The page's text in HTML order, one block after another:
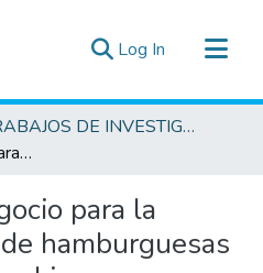
Log In (current)
TRABAJOS DE INVESTIGACIÓN
Propuesta de negocio para la comercialización de hamburguesas de carne de cuy en Lima Metropolitana
para la
hamburguesas